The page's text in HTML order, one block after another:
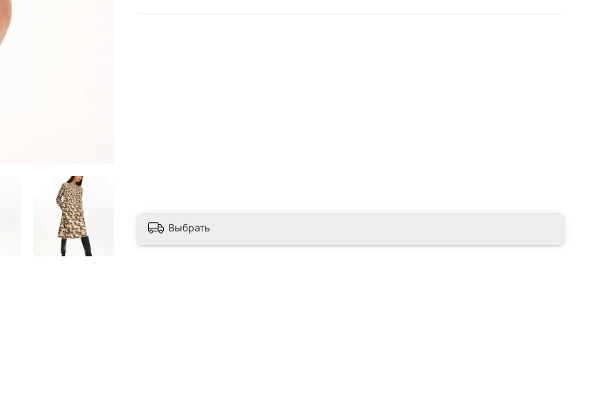
Выбрать